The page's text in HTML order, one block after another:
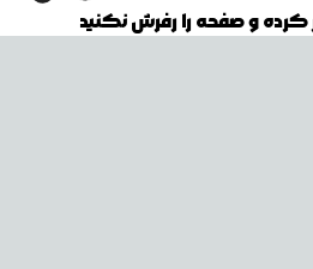
کرده و صفحه را رفرش نکنید